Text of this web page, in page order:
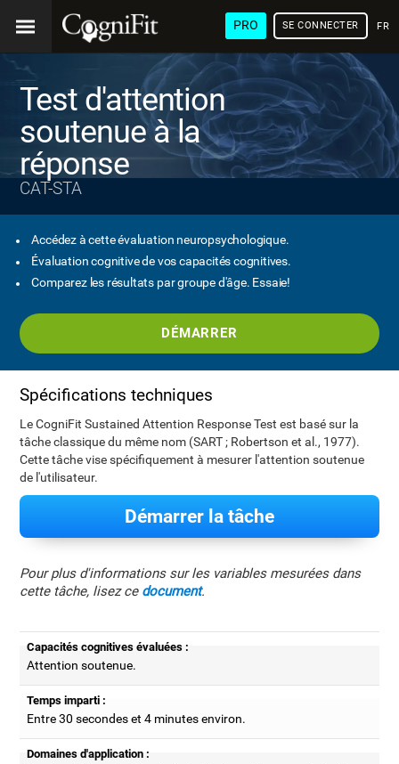
PRO SE CONNECTER
Test d'attention
soutenue à la
réponse
CAT-STA
Accédez à cette évaluation neuropsychologique.
Évaluation cognitive de vos capacités cognitives.
Comparez les résultats par groupe d'âge. Essaie!
DÉMARRER
Spécifications techniques
Le CogniFit Sustained Attention Response Test est basé sur la
tâche classique du même nom (SART ; Robertson et al., 1977).
Cette tâche vise spécifiquement à mesurer l'attention soutenue
de l'utilisateur.
Démarrer la tâche
Pour plus d'informations sur les variables mesurées dans
cette tâche, lisez ce document.
Capacités cognitives évaluées :
Attention soutenue.
Temps imparti :
Entre 30 secondes et 4 minutes environ.
Domaines d'application :